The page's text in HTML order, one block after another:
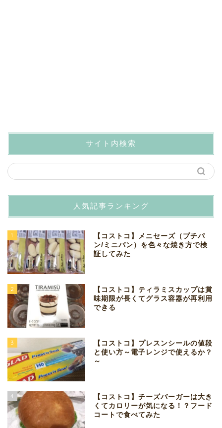
サイト内検索
人気記事ランキング
1
【コストコ】メニセーズ（プチパ
ン/ミニパン）を色々な焼き方で検
証してみた
2
【コストコ】ティラミスカップは賞
味期限が長くてグラス容器が再利用
できる
3
【コストコ】プレスンシールの値段
と使い方～電子レンジで使えるか？
～
4
【コストコ】チーズバーガーは大き
くてカロリーが気になる！？フード
コートで食べてみた